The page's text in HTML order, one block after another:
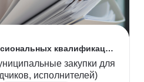
Институт профессиональных квалификаций
закупки для
исполнителей)